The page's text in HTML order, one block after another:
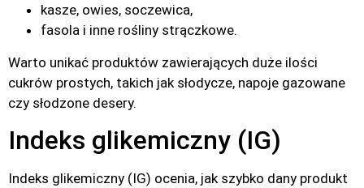
kasze, owies, soczewica,
fasola i inne rośliny strączkowe.
Warto unikać produktów zawierających duże ilości
cukrów prostych, takich jak słodycze, napoje gazowane
czy słodzone desery.
Indeks glikemiczny (IG)
Indeks glikemiczny (IG) ocenia, jak szybko dany produkt